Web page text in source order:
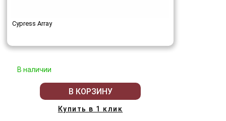
Cypress Array
В наличии
В КОРЗИНУ
Купить в 1 клик